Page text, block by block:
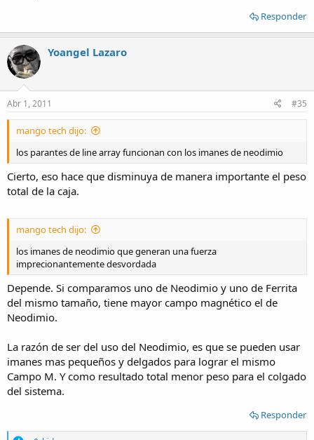
Responder
Yoangel Lazaro
Abr 1, 2011 #35
mango tech dijo:
los parantes de line array funcionan con los imanes de neodimio
Cierto, eso hace que disminuya de manera importante el peso
total de la caja.
mango tech dijo:
los imanes de neodimio que generan una fuerza
imprecionantemente desvordada
Depende. Si comparamos uno de Neodimio y uno de Ferrita
del mismo tamaño, tiene mayor campo magnético el de
Neodimio.
La razón de ser del uso del Neodimio, es que se pueden usar
imanes mas pequeños y delgados para lograr el mismo
Campo M. Y como resultado total menor peso para el colgado
del sistema.
Responder